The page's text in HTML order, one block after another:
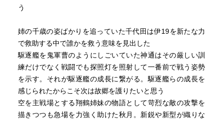
う
姉の千歳の姿ばかりを追っていた千代田は伊19を新たな力
で救助する中で誰かを救う意味を見出した
駆逐艦を鬼軍曹のようにしごいていた神通はその厳しい訓
練だけでなく戦闘でも探照灯を照射して一番前で戦う姿勢
を示す。それが駆逐艦の成長に繋がる。駆逐艦らの成長を
感じられたからこそ次は故郷を護りたいと思う
空を主戦場とする翔鶴姉妹の物語として苛烈な敵の攻撃を
描きつつも急場を力強く助けた秋月。新鋭や新型が織りな